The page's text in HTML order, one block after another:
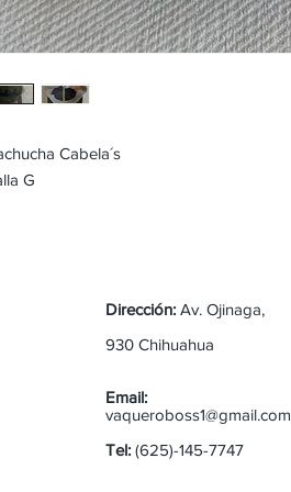
Cabela´s
G
Dirección: Av. Ojinaga,
930 Chihuahua
Email:
vaqueroboss1@gmail.com
Tel: (625)-145-7747